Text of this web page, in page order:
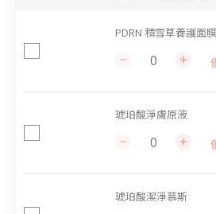
PDRN 積雪草養護面膜
琥珀酸淨膚原液
琥珀酸潔淨慕斯